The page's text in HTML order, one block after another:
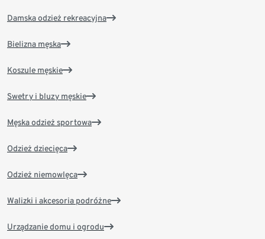
Damska odzież rekreacyjna
Bielizna męska
Koszule męskie
Swetry i bluzy męskie
Męska odzież sportowa
Odzież dziecięca
Odzież niemowlęca
Walizki i akcesoria podróżne
Urządzanie domu i ogrodu